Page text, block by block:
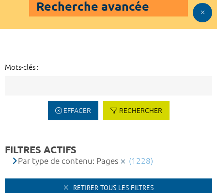
Recherche avancée
Mots-clés :
EFFACER RECHERCHER
FILTRES ACTIFS
Par type de contenu: Pages (1228)
RETIRER TOUS LES FILTRES